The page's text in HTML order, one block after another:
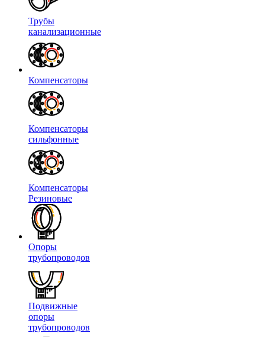
Трубы
канализационные
Компенсаторы
Компенсаторы
сильфонные
Компенсаторы
Резиновые
Опоры
трубопроводов
Подвижные
опоры
трубопроводов